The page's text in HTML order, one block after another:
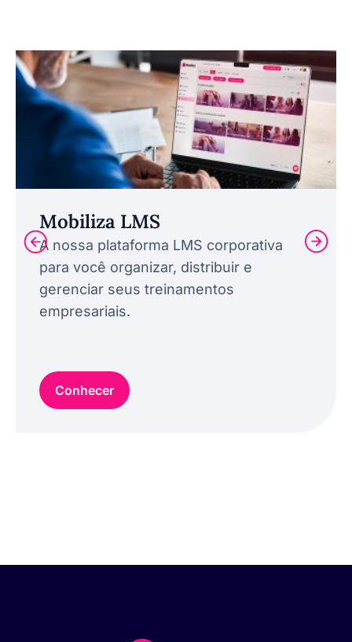
Mobiliza LMS
A nossa plataforma LMS corporativa
para você organizar, distribuir e
gerenciar seus treinamentos
empresariais.
Conhecer